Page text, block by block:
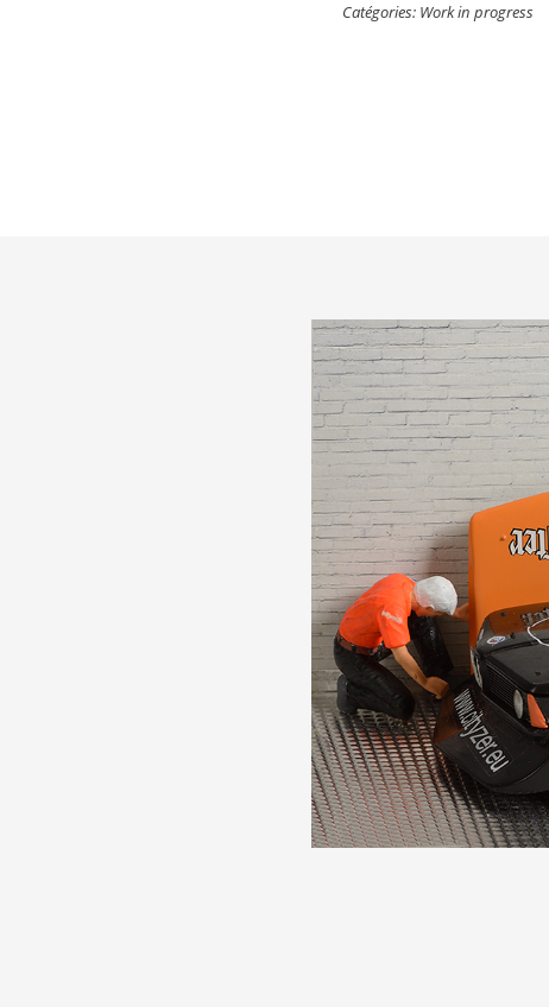
Catégories: Work in progress